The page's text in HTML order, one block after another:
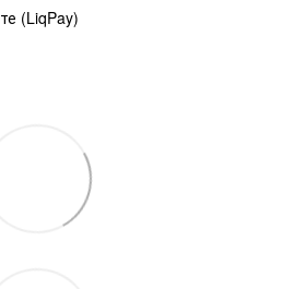
(LiqPay)